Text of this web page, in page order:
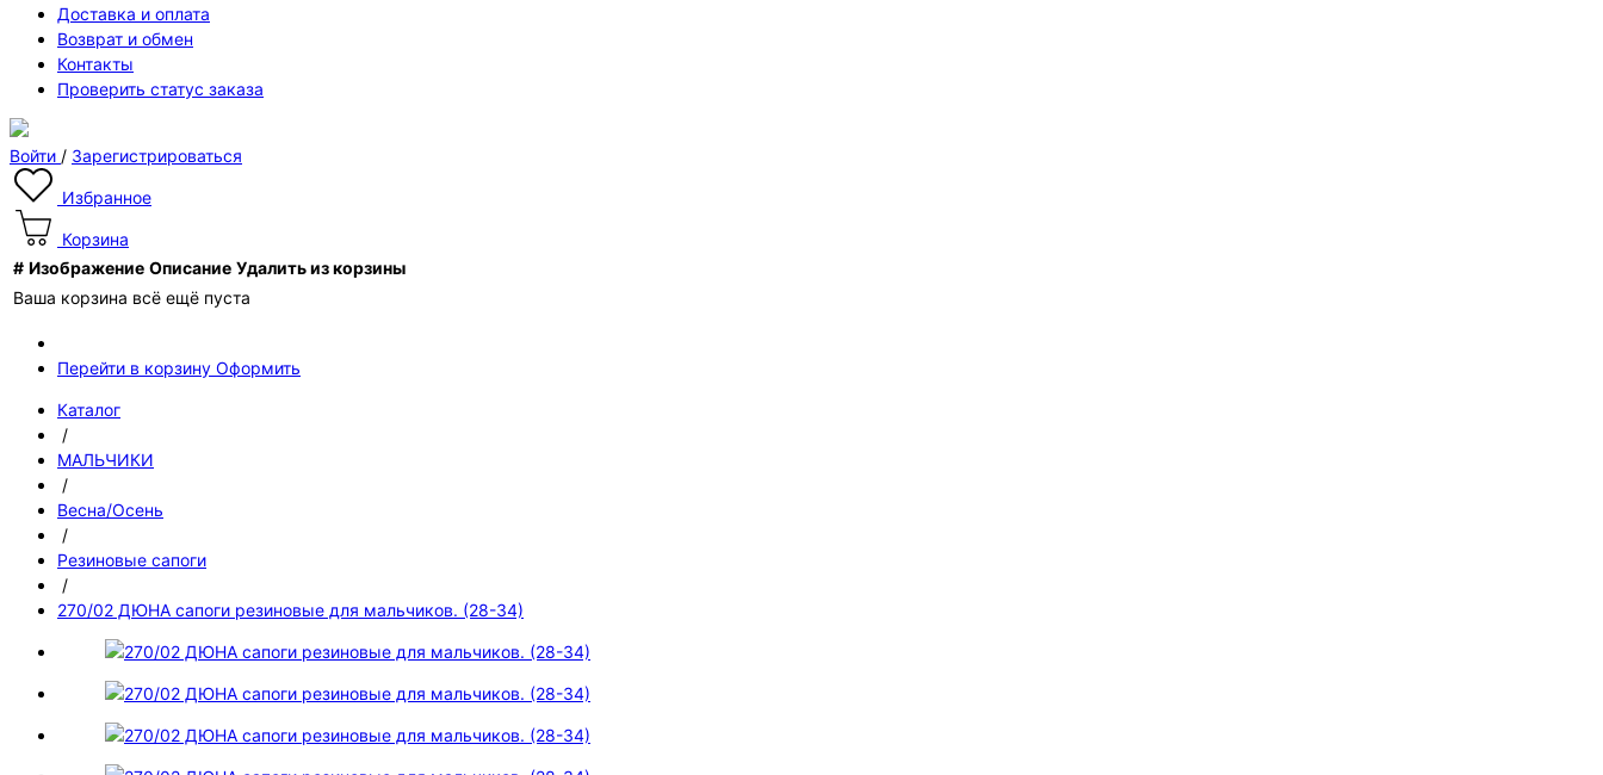
Доставка и оплата
Возврат и обмен
Контакты
Проверить статус заказа
Войти / Зарегистрироваться
Избранное
Корзина
# Изображение Описание Удалить из корзины
Ваша корзина всё ещё пуста
Перейти в корзину Оформить
Каталог
/
МАЛЬЧИКИ
/
Весна/Осень
/
Резиновые сапоги
/
270/02 ДЮНА сапоги резиновые для мальчиков. (28-34)